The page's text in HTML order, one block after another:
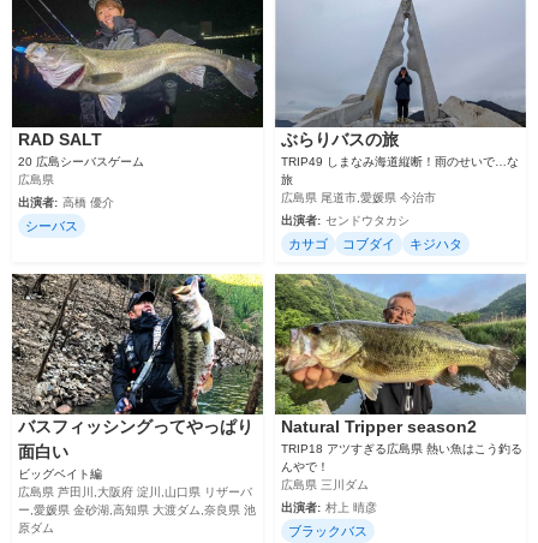
RAD SALT
20 広島シーバスゲーム
広島県
出演者: 高橋 優介
シーバス
ぶらりバスの旅
TRIP49 しまなみ海道縦断！雨のせいで…な
旅
広島県 尾道市,愛媛県 今治市
出演者: センドウタカシ
カサゴ コブダイ キジハタ
バスフィッシングってやっぱり
面白い
ビッグベイト編
広島県 芦田川,大阪府 淀川,山口県 リザーバ
ー,愛媛県 金砂湖,高知県 大渡ダム,奈良県 池
原ダム
Natural Tripper season2
TRIP18 アツすぎる広島県 熱い魚はこう釣る
んやで！
広島県 三川ダム
出演者: 村上 晴彦
ブラックバス